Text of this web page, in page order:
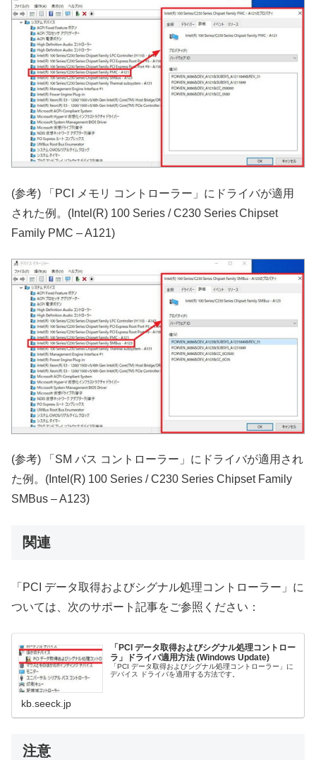
(参考) 「PCI メモリ コントローラー」にドライバが適用
された例。(Intel(R) 100 Series / C230 Series Chipset
Family PMC – A121)
(参考) 「SM バス コントローラー」にドライバが適用され
た例。(Intel(R) 100 Series / C230 Series Chipset Family
SMBus – A123)
関連
「PCI データ取得およびシグナル処理コントローラー」に
ついては、次のサポート記事をご参照ください：
「PCI データ取得およびシグナル処理コントロー
ラ」ドライバ適用方法 (Windows Update)
「PCI データ取得およびシグナル処理コントローラー」に
デバイス ドライバを適用する方法です。
kb.seeck.jp
注意